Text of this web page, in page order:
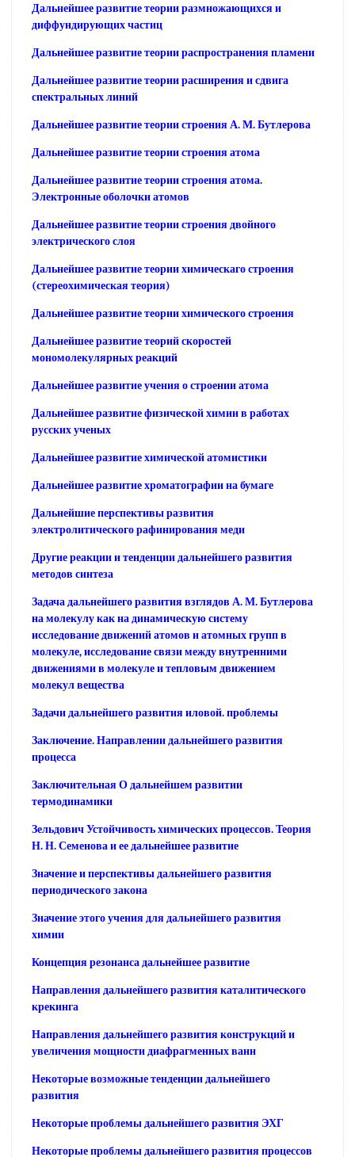
Дальнейшее развитие теории размножающихся и
диффундирующих частиц
Дальнейшее развитие теории распространения пламени
Дальнейшее развитие теории расширения и сдвига
спектральных линий
Дальнейшее развитие теории строения А. М. Бутлерова
Дальнейшее развитие теории строения атома
Дальнейшее развитие теории строения атома.
Электронные оболочки атомов
Дальнейшее развитие теории строения двойного
электрического слоя
Дальнейшее развитие теории химическаго строения
(стереохимическая теория)
Дальнейшее развитие теории химического строения
Дальнейшее развитие теорий скоростей
мономолекулярных реакций
Дальнейшее развитие учения о строении атома
Дальнейшее развитие физической химии в работах
русских ученых
Дальнейшее развитие химической атомистики
Дальнейшее развитие хроматографии на бумаге
Дальнейшие перспективы развития
электролитического рафинирования меди
Другие реакции и тенденции дальнейшего развития
методов синтеза
Задача дальнейшего развития взглядов А. М. Бутлерова
на молекулу как на динамическую систему
исследование движений атомов и атомных групп в
молекуле, исследование связи между внутренними
движениями в молекуле и тепловым движением
молекул вещества
Задачи дальнейшего развития иловой. проблемы
Заключение. Направлении дальнейшего развития
процесса
Заключительная О дальнейшем развитии
термодинамики
Зельдович Устойчивость химических процессов. Теория
Н. Н. Семенова и ее дальнейшее развитие
Значение и перспективы дальнейшего развития
периодического закона
Значение этого учения для дальнейшего развития
химии
Концепция резонанса дальнейшее развитие
Направления дальнейшего развития каталитического
крекинга
Направления дальнейшего развития конструкций и
увеличения мощности диафрагменных ванн
Некоторые возможные тенденции дальнейшего
развития
Некоторые проблемы дальнейшего развития ЭХГ
Некоторые проблемы дальнейшего развития процессов